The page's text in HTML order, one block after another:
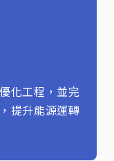
化工程，並完
提升能源運轉